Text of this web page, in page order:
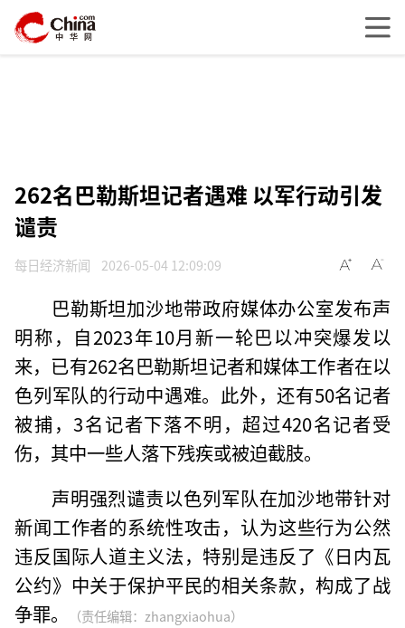
262名巴勒斯坦记者遇难 以军行动引发
谴责
每日经济新闻 2026-05-04 12:09:09
巴勒斯坦加沙地带政府媒体办公室发布声
明称，自2023年10月新一轮巴以冲突爆发以
来，已有262名巴勒斯坦记者和媒体工作者在以
色列军队的行动中遇难。此外，还有50名记者
被捕，3名记者下落不明，超过420名记者受
伤，其中一些人落下残疾或被迫截肢。
声明强烈谴责以色列军队在加沙地带针对
新闻工作者的系统性攻击，认为这些行为公然
违反国际人道主义法，特别是违反了《日内瓦
公约》中关于保护平民的相关条款，构成了战
争罪。
（责任编辑：zhangxiaohua）